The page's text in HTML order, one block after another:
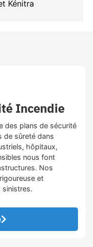
Kénitra
Incendie
des plans de sécurité
de sûreté dans
hôpitaux,
nous font
Nos
et
sinistres.